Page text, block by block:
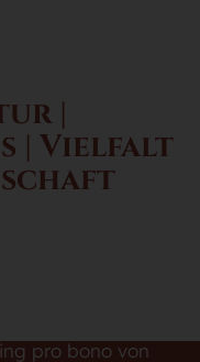
|
| Vielfalt
pro bono von